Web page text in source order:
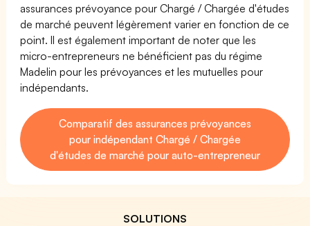
assurances prévoyance pour Chargé / Chargée d'études
de marché peuvent légèrement varier en fonction de ce
point. Il est également important de noter que les
micro-entrepreneurs ne bénéficient pas du régime
Madelin pour les prévoyances et les mutuelles pour
indépendants.
Comparatif des assurances prévoyances
pour indépendant Chargé / Chargée
d'études de marché pour auto-entrepreneur
SOLUTIONS